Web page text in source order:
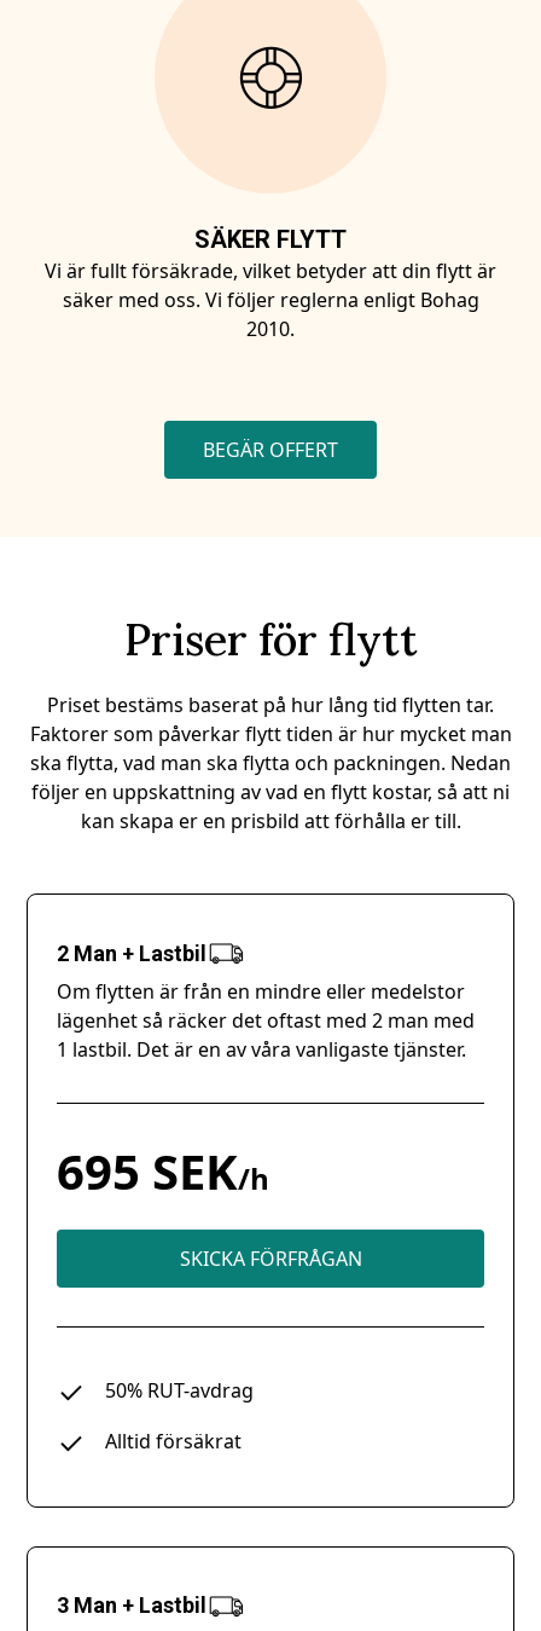
SÄKER FLYTT
Vi är fullt försäkrade, vilket betyder att din flytt är
säker med oss. Vi följer reglerna enligt Bohag
2010.
BEGÄR OFFERT
Priser för flytt
Priset bestäms baserat på hur lång tid flytten tar.
Faktorer som påverkar flytt tiden är hur mycket man
ska flytta, vad man ska flytta och packningen. Nedan
följer en uppskattning av vad en flytt kostar, så att ni
kan skapa er en prisbild att förhålla er till.
2 Man + Lastbil
Om flytten är från en mindre eller medelstor
lägenhet så räcker det oftast med 2 man med
1 lastbil. Det är en av våra vanligaste tjänster.
695 SEK/h
SKICKA FÖRFRÅGAN
50% RUT-avdrag
Alltid försäkrat
3 Man + Lastbil